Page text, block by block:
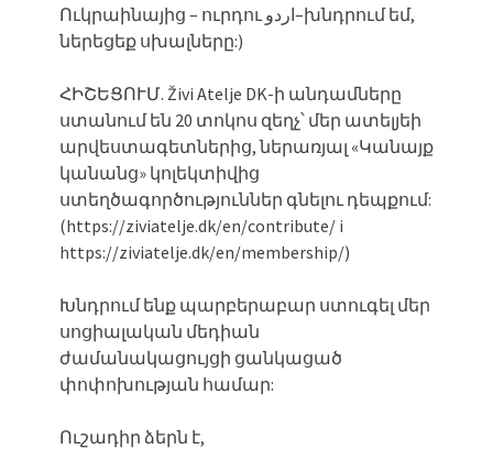
Ուկրաինայից – ուրդու اردو–խնդրում եմ,
ներեցեք սխալները:)
ՀԻՇԵՑՈՒՄ. Živi Atelje DK-ի անդամները
ստանում են 20 տոկոս զեղչ՝ մեր ատելյեի
արվեստագետներից, ներառյալ «Կանայք
կանանց» կոլեկտիվից
ստեղծագործություններ գնելու դեպքում:
(https://ziviatelje.dk/en/contribute/ i
https://ziviatelje.dk/en/membership/)
Խնդրում ենք պարբերաբար ստուգել մեր
սոցիալական մեդիան
ժամանակացույցի ցանկացած
փոփոխության համար:
Ուշադիր ձերն է,